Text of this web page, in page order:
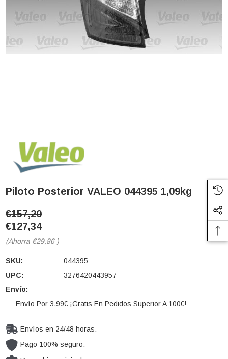
Piloto Posterior VALEO 044395 1,09kg
€157,20
€127,34
(Ahorra €29,86 )
SKU:
044395
UPC:
3276420443957
Envío:
Envío Por 3,99€ ¡Gratis En Pedidos Superior A 100€!
Envíos en 24/48 horas.
Pago 100% seguro.